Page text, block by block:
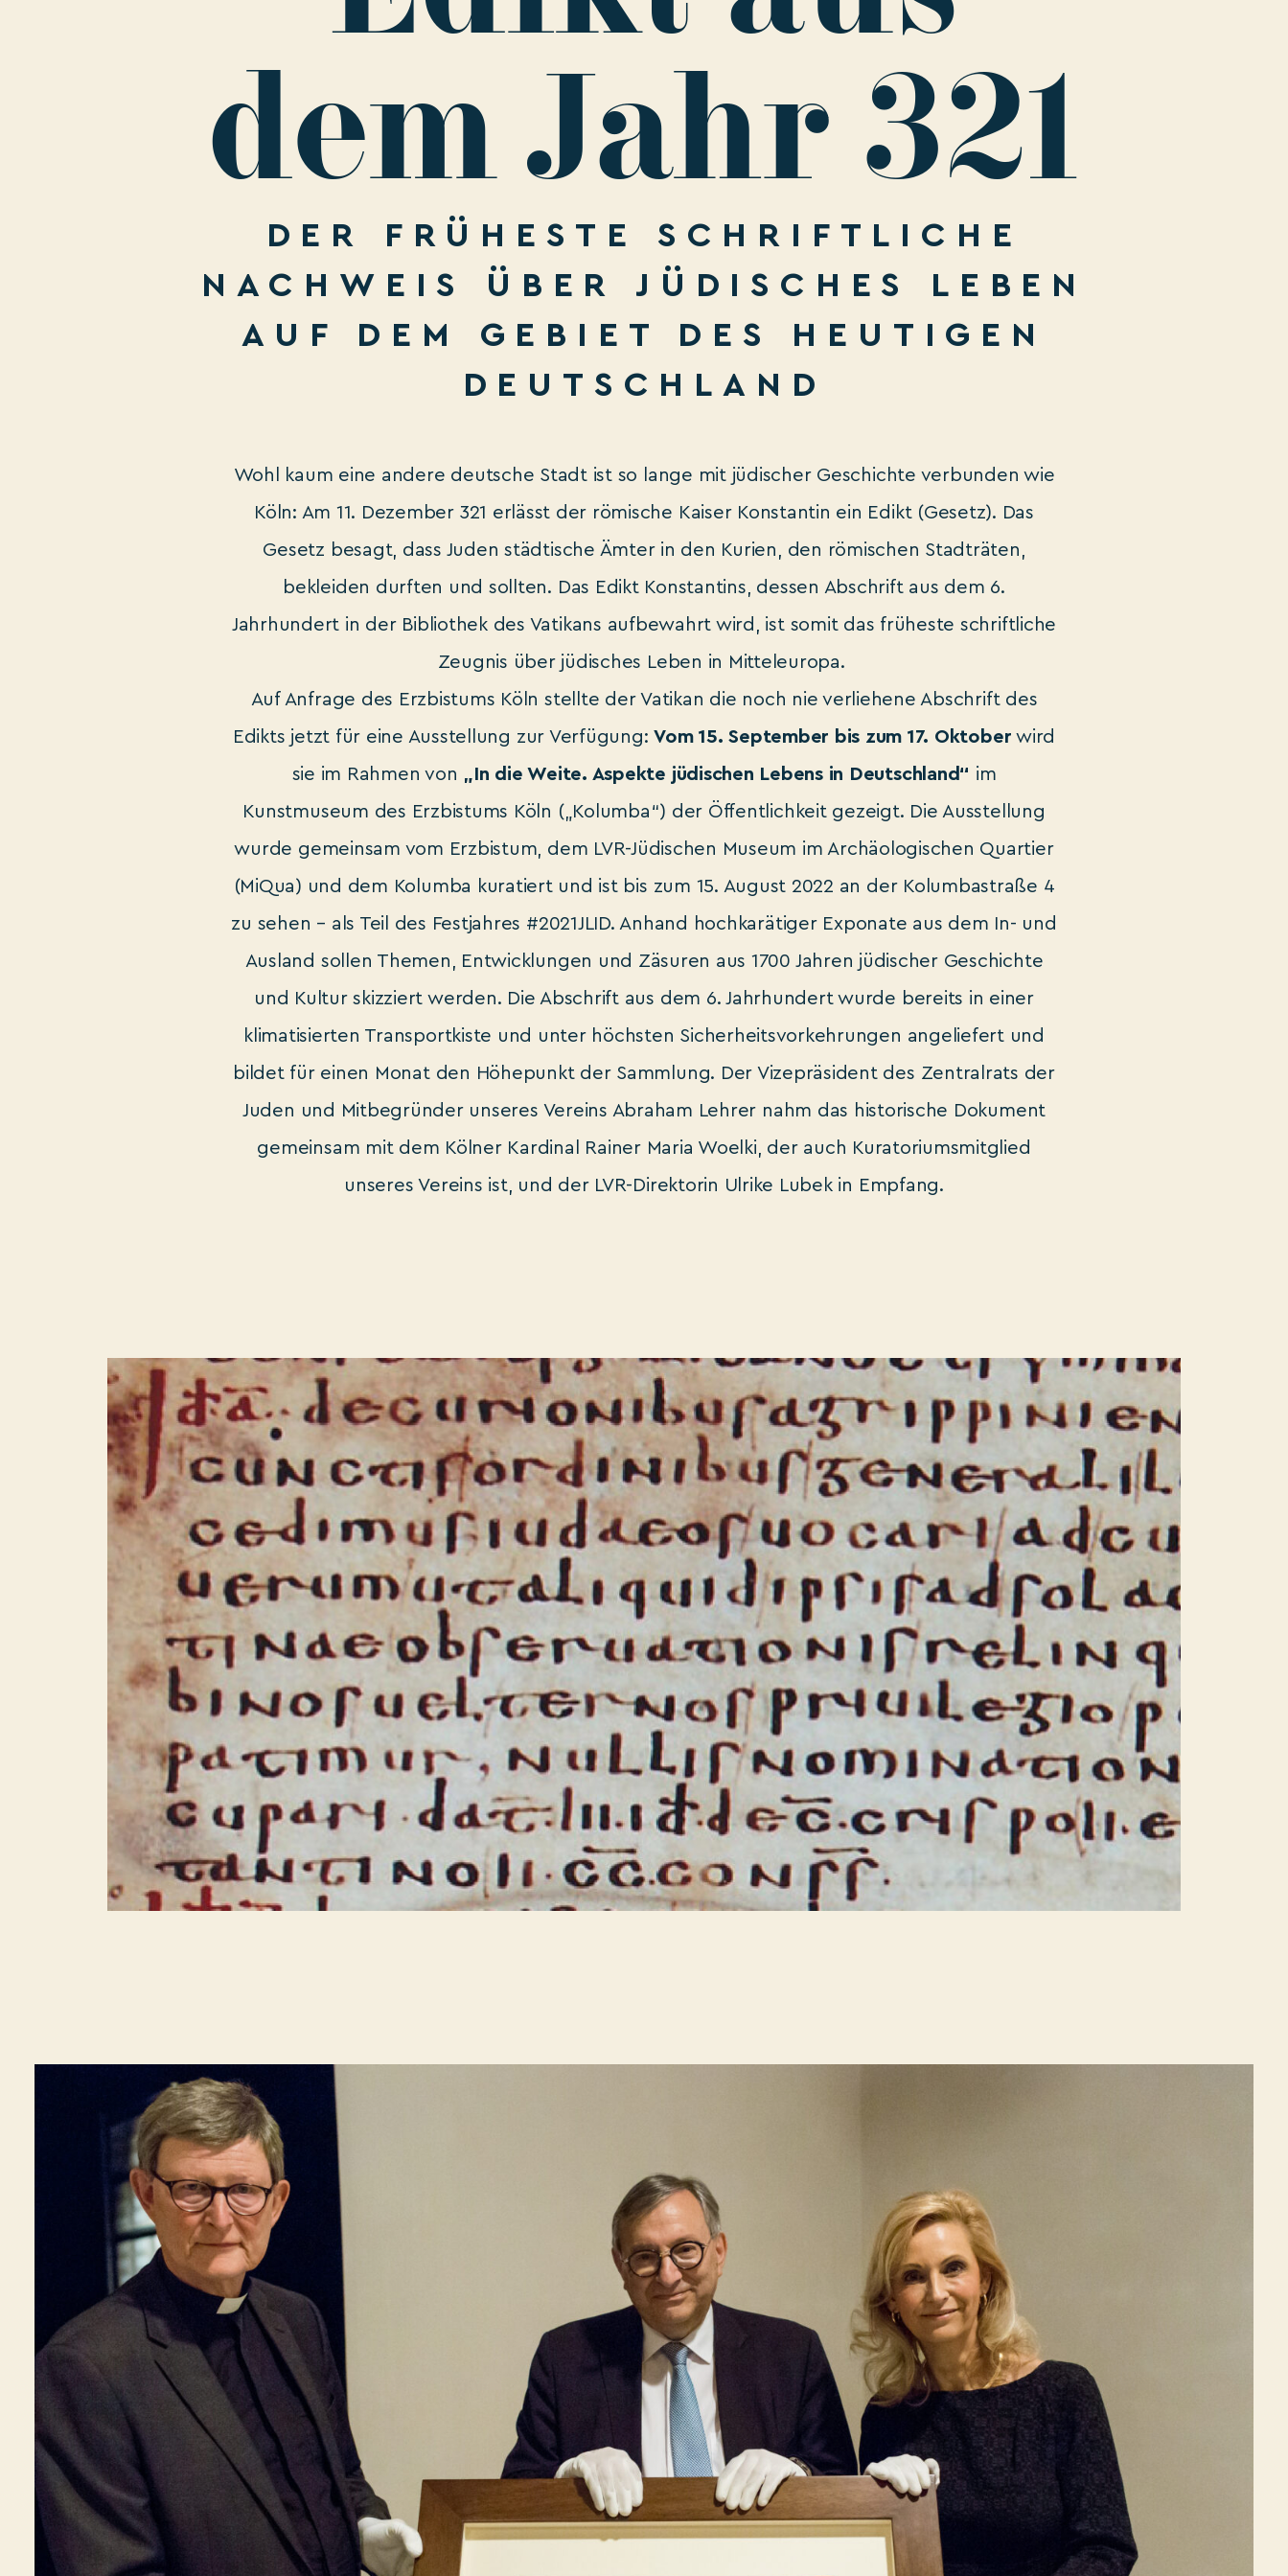
dem Jahr 321
DER FRÜHESTE SCHRIFTLICHE
NACHWEIS ÜBER JÜDISCHES LEBEN
AUF DEM GEBIET DES HEUTIGEN
DEUTSCHLAND
Wohl kaum eine andere deutsche Stadt ist so lange mit jüdischer Geschichte verbunden wie
Köln: Am 11. Dezember 321 erlässt der römische Kaiser Konstantin ein Edikt (Gesetz). Das
Gesetz besagt, dass Juden städtische Ämter in den Kurien, den römischen Stadträten,
bekleiden durften und sollten. Das Edikt Konstantins, dessen Abschrift aus dem 6.
Jahrhundert in der Bibliothek des Vatikans aufbewahrt wird, ist somit das früheste schriftliche
Zeugnis über jüdisches Leben in Mitteleuropa.
Auf Anfrage des Erzbistums Köln stellte der Vatikan die noch nie verliehene Abschrift des
Edikts jetzt für eine Ausstellung zur Verfügung:Vom 15. September bis zum 17. Oktober wird
sie im Rahmen von „In die Weite. Aspekte jüdischen Lebens in Deutschland“ im
Kunstmuseum des Erzbistums Köln („Kolumba“) der Öffentlichkeit gezeigt. Die Ausstellung
wurde gemeinsam vom Erzbistum, dem LVR-Jüdischen Museum im Archäologischen Quartier
(MiQua) und dem Kolumba kuratiert und ist bis zum 15. August 2022 an der Kolumbastraße 4
zu sehen – als Teil des Festjahres #2021JLID. Anhand hochkarätiger Exponate aus dem In- und
Ausland sollen Themen, Entwicklungen und Zäsuren aus 1700 Jahren jüdischer Geschichte
und Kultur skizziert werden. Die Abschrift aus dem 6. Jahrhundert wurde bereits in einer
klimatisierten Transportkiste und unter höchsten Sicherheitsvorkehrungen angeliefert und
bildet für einen Monat den Höhepunkt der Sammlung. Der Vizepräsident des Zentralrats der
Juden und Mitbegründer unseres Vereins Abraham Lehrer nahm das historische Dokument
gemeinsam mit dem Kölner Kardinal Rainer Maria Woelki, der auch Kuratoriumsmitglied
unseres Vereins ist, und der LVR-Direktorin Ulrike Lubek in Empfang.